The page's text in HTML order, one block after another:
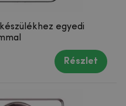
egyedi
Részlet